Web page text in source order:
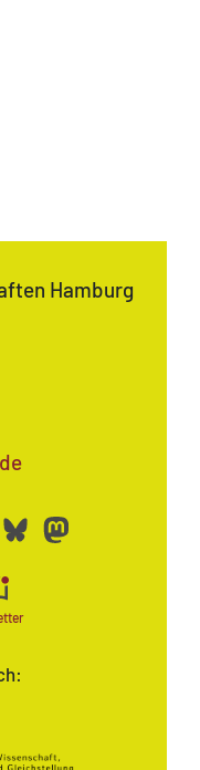
Hamburg